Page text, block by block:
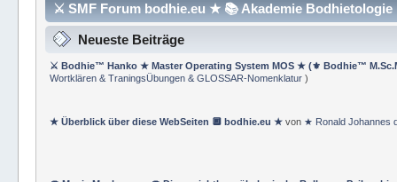
⚔ SMF Forum bodhie.eu ★ 📚 Akademie
Neueste Beiträge
⚔ Bodhie™ Hanko ★ Master Operating System MOS ★ (⚜ Bodhie™
Wortklären & TraningsÜbungen & GLOSSAR-Nomenklatur)
★ Überblick über diese WebSeiten 🔲 bodhie.eu ★ von ★ Ronald Johannes